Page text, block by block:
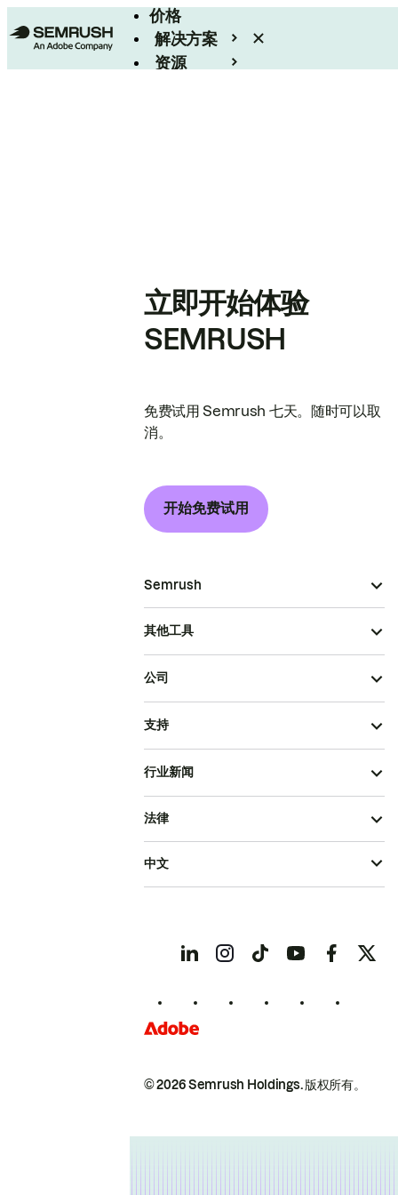
价格
解决方案
资源
立即开始体验
SEMRUSH
免费试用 Semrush 七天。随时可以取
消。
开始免费试用
Semrush
其他工具
公司
支持
行业新闻
© 2026 Semrush Holdings.版权所有。
法律
中文